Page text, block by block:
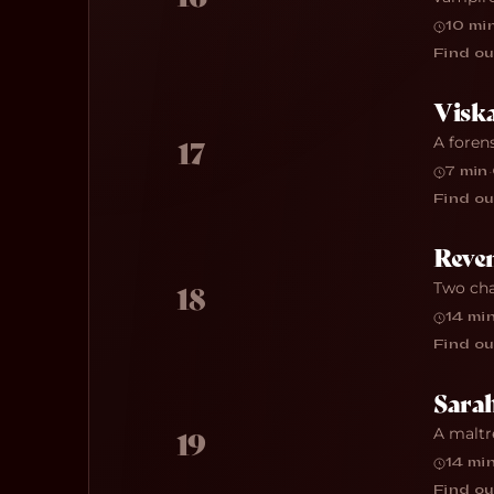
10
Find
17 A
7 min ·
Find
18 Two
14
Find
19 A
14
Find